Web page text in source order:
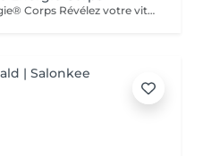
Forfait Drainage Lympho-Énergie® Corps Révélez votre vitalité Offrez à votre corps une véritable cure de bien-être grâce au Drainage Lympho-Énergie® Corps. Ce soin exclusif stimule l'énergie, détoxifie l'organisme, allège la silhouette et procure une sensation incomparable de légèreté et de vitalité. Forfait 5 Séances Régénération en douceur -5 séances de Drainage Lympho-Énergie® Corps. -Gestes doux et ciblés pour activer la circulation lymphatique. -Élimination progressive des toxines et réduction de la rétention d'eau. -Une expérience bien-être qui redonne confort et légèreté. Forfait 10 Séances Transformation en profondeur -10 séances de Drainage Lympho-Énergie® Corps. -Une cure complète pour renforcer le système lymphatique. -Affinement de la silhouette et élimination durable des impuretés. -Un voyage intérieur vers une vitalité retrouvée et un équilibre global. Ces forfaits sont adaptables à vos besoins et à votre rythme. Ils constituent également une formidable idée cadeau, idéale pour offrir bien-être, vitalité et légèreté à vos proches. Déconseillé aux femmes enceintes et en cas de contre-indication médicale (demander l'avis de votre médecin). Avertissement : Nos soins sont exclusivement dédiés au bien-être et à la relaxation. Ils ne remplacent pas un suivi médical et ne relèvent pas de la kinésithérapie.